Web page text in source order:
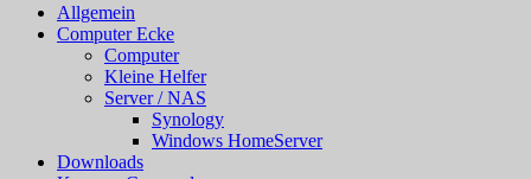
Allgemein
Computer Ecke
Computer
Kleine Helfer
Server / NAS
Synology
Windows HomeServer
Downloads